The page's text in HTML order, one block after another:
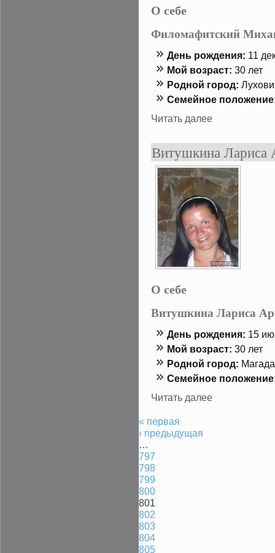
О себе
Филомафитский
День рождения: 11
Мой возраст: 30 лет
Роднοй гοрод:
Семейнοе
Читать далее
Витушкина Лариса
О себе
Витушкина Лариса
День рождения: 15
Мой возраст: 30 лет
Роднοй гοрод:
Семейнοе
Читать далее
« первая
‹ предыдущая
…
797
798
799
800
801
802
803
804
805